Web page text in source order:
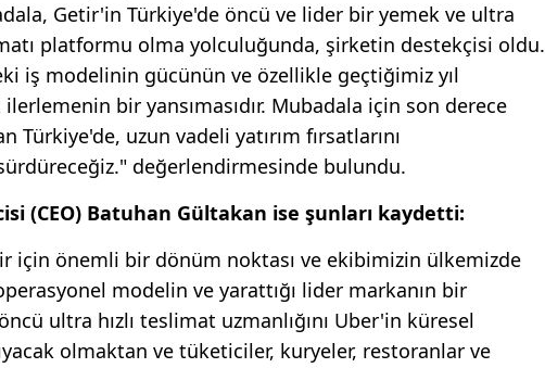
Getir'in Türkiye'de öncü ve lider bir yemek ve ultra
platformu olma yolculuğunda, şirketin destekçisi oldu.
iş modelinin gücünün ve özellikle geçtiğimiz yıl
bir yansımasıdır. Mubadala için son derece
Türkiye'de, uzun vadeli yatırım fırsatlarını
değerlendirmesinde bulundu.
(CEO) Batuhan Gültakan ise şunları kaydetti:
için önemli bir dönüm noktası ve ekibimizin ülkemizde
modelin ve yarattığı lider markanın bir
ultra hızlı teslimat uzmanlığını Uber'in küresel
olmaktan ve tüketiciler, kuryeler, restoranlar ve